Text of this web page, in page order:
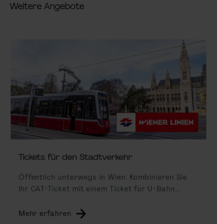
Weitere Angebote
Tickets für den Stadtverkehr
Öffentlich unterwegs in Wien: Kombinieren Sie
Ihr CAT-Ticket mit einem Ticket für U-Bahn,
Mehr erfahren